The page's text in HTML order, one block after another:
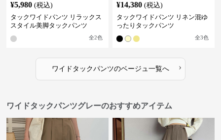
¥5,980 (税込)
タックワイドパンツ リラックス
スタイル美脚タックパンツ
全2色
¥14,380 (税込)
タックワイドパンツ リネン混ゆ
ったりタックパンツ
全3色
ワイドタックパンツのベージュ一覧へ ›
ワイドタックパンツグレーのおすすめアイテム